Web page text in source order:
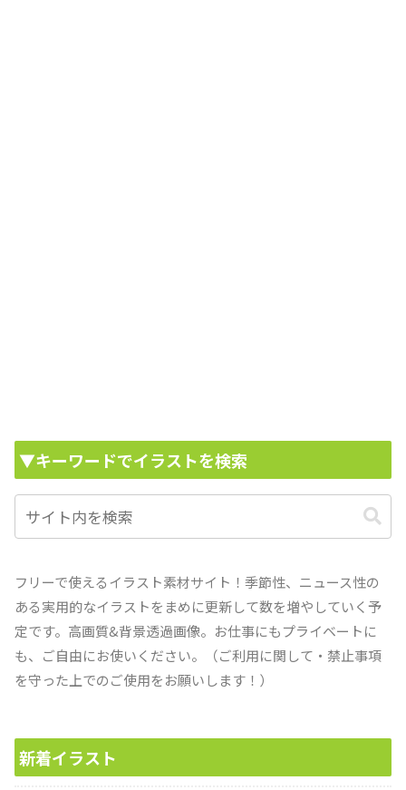
▼キーワードでイラストを検索
フリーで使えるイラスト素材サイト！季節性、ニュース性の
ある実用的なイラストをまめに更新して数を増やしていく予
定です。高画質&背景透過画像。お仕事にもプライベートに
も、ご自由にお使いください。（ご利用に関して・禁止事項
を守った上でのご使用をお願いします！）
新着イラスト